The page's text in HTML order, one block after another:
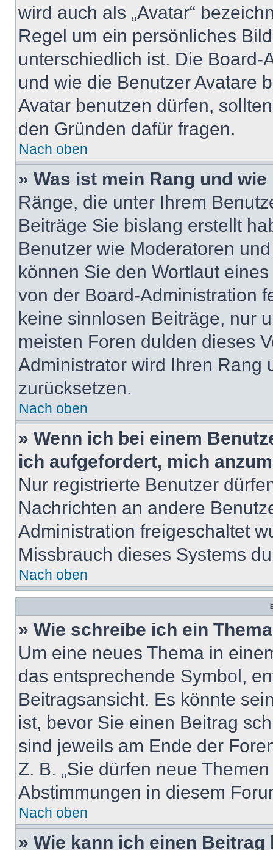
wird auch als „Avatar“
Regel um ein persönliches
unterschiedlich ist. Die
und wie die Benutzer Avatare
Avatar benutzen dürfen,
den Gründen dafür fragen.
Nach oben
» Was ist mein Rang und
Ränge, die unter Ihrem
Beiträge Sie bislang erstellt
Benutzer wie Moderatoren
können Sie den Wortlaut
von der Board-Administration
keine sinnlosen Beiträge, nur
meisten Foren dulden dieses
Administrator wird Ihren Rang
zurücksetzen.
Nach oben
» Wenn ich bei einem
ich aufgefordert, mich
Nur registrierte Benutzer
Nachrichten an andere
Administration freigeschaltet
Missbrauch dieses Systems
Nach oben
» Wie schreibe ich ein
Um eine neues Thema in
das entsprechende Symbol,
Beitragsansicht. Es könnte
ist, bevor Sie einen Beitrag
sind jeweils am Ende der
Z. B. „Sie dürfen neue
Abstimmungen in diesem
Nach oben
» Wie kann ich einen